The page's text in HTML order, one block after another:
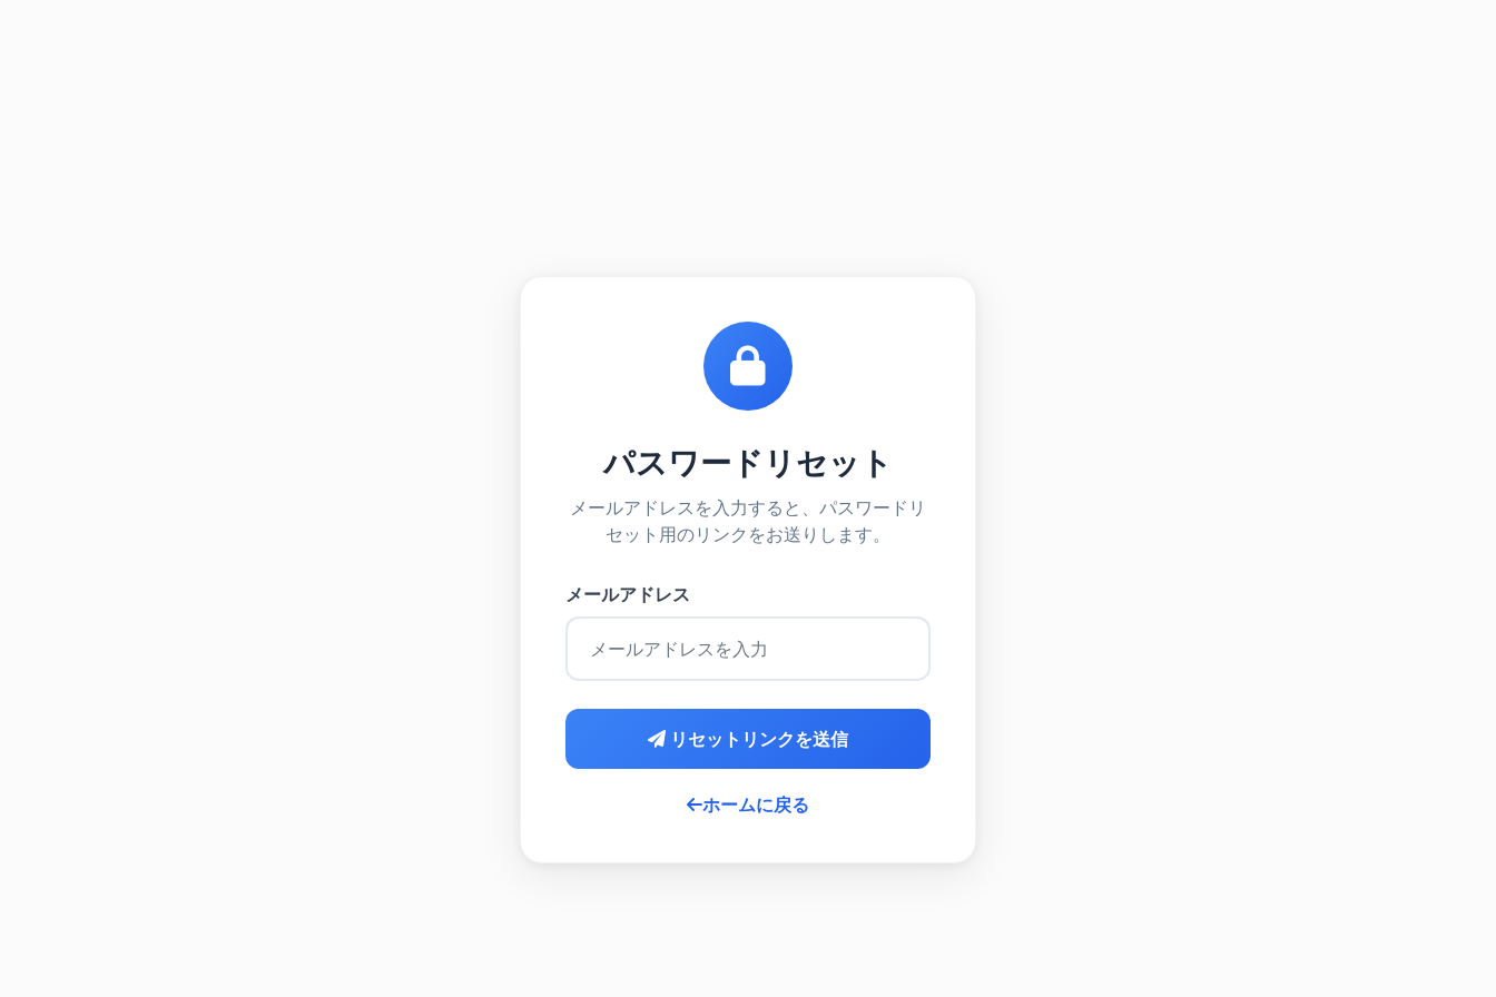
パスワードリセット
メールアドレスを入力すると、パスワードリ
セット用のリンクをお送りします。
メールアドレス
リセットリンクを送信
ホームに戻る